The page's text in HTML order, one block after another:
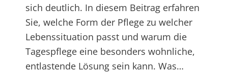
sich deutlich. In diesem Beitrag erfahren
Sie, welche Form der Pflege zu welcher
Lebenssituation passt und warum die
Tagespflege eine besonders wohnliche,
entlastende Lösung sein kann. Was…